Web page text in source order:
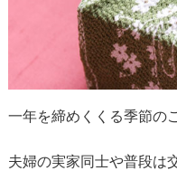
一年を締めくくる季節の
夫婦の実家同士や普段は